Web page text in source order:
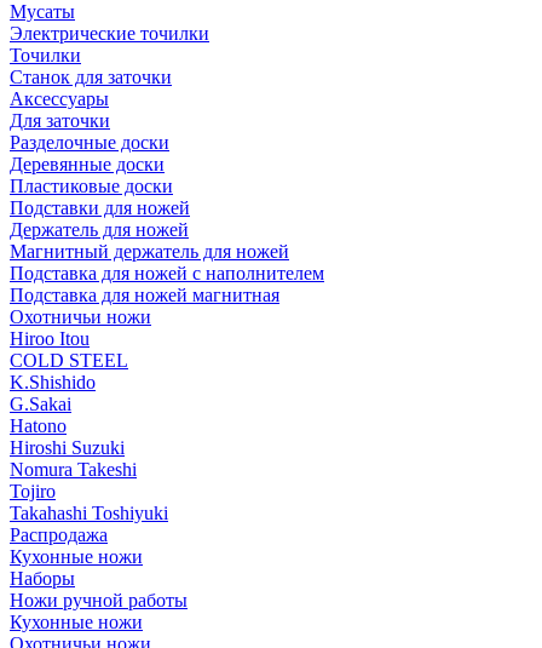
Мусаты
Электрические точилки
Точилки
Станок для заточки
Аксессуары
Для заточки
Разделочные доски
Деревянные доски
Пластиковые доски
Подставки для ножей
Держатель для ножей
Магнитный держатель для ножей
Подставка для ножей с наполнителем
Подставка для ножей магнитная
Охотничьи ножи
Hiroo Itou
COLD STEEL
K.Shishido
G.Sakai
Hatono
Hiroshi Suzuki
Nomura Takeshi
Tojiro
Takahashi Toshiyuki
Распродажа
Кухонные ножи
Наборы
Ножи ручной работы
Кухонные ножи
Охотничьи ножи